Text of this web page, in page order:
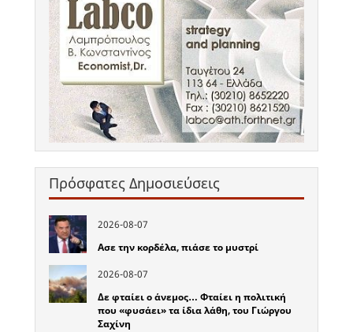
Πρόσφατες Δημοσιεύσεις
2026-08-07
Ασε την κορδέλα, πιάσε το μυστρί
2026-08-07
Δε φταίει ο άνεμος… Φταίει η πολιτική
που «φυσάει» τα ίδια λάθη, του Γιώργου
Σαχίνη